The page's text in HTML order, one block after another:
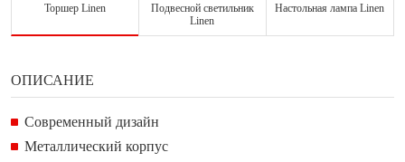
Торшер Linen
Подвесной светильник
Linen
Настольная лампа Linen
ОПИСАНИЕ
Современный дизайн
Металлический корпус